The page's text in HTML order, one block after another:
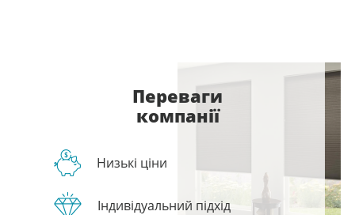
Переваги
компанії
Низькі ціни
Індивідуальний підхід